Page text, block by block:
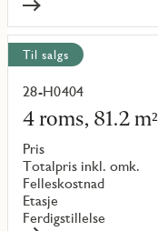
Til salgs
28-H0404
4 roms, 81.2 m²
Pris
Totalpris inkl. omk.
Felleskostnad
Etasje
Ferdigstillelse
Les
mer
om
objekt
{objectNumber}